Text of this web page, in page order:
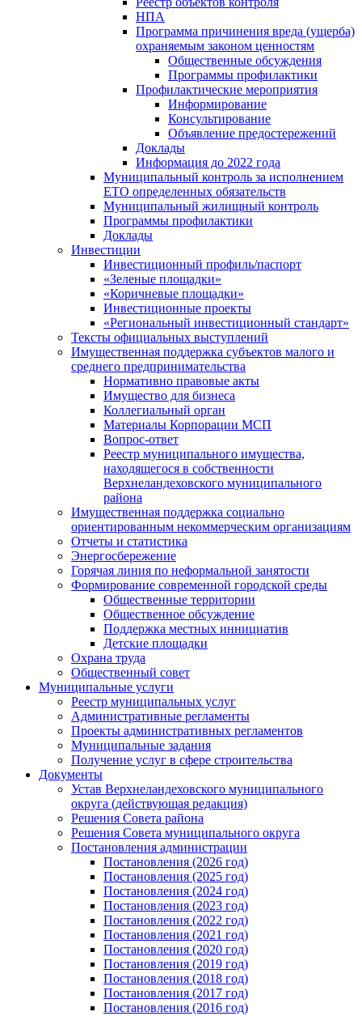
НПА
Программа причинения вреда (ущерба)
охраняемым законом ценностям
Общественные обсуждения
Программы профилактики
Профилактические мероприятия
Информирование
Консультирование
Объявление предостережений
Доклады
Информация до 2022 года
Муниципальный контроль за исполнением
ЕТО определенных обязательств
Муниципальный жилищный контроль
Программы профилактики
Доклады
Инвестиции
Инвестиционный профиль/паспорт
«Зеленые площадки»
«Коричневые площадки»
Инвестиционные проекты
«Региональный инвестиционный стандарт»
Тексты официальных выступлений
Имущественная поддержка субъектов малого и
среднего предпринимательства
Нормативно правовые акты
Имущество для бизнеса
Коллегиальный орган
Материалы Корпорации МСП
Вопрос-ответ
Реестр муниципального имущества,
находящегося в собственности
Верхнеландеховского муниципального
района
Имущественная поддержка социально
ориентированным некоммерческим организациям
Отчеты и статистика
Энергосбережение
Горячая линия по неформальной занятости
Формирование современной городской среды
Общественные территории
Общественное обсуждение
Поддержка местных иннициатив
Детские площадки
Охрана труда
Общественный совет
Муниципальные услуги
Реестр муниципальных услуг
Административные регламенты
Проекты административных регламентов
Муниципальные задания
Получение услуг в сфере строительства
Документы
Устав Верхнеландеховского муниципального
округа (действующая редакция)
Решения Совета района
Решения Совета муниципального округа
Постановления администрации
Постановления (2026 год)
Постановления (2025 год)
Постановления (2024 год)
Постановления (2023 год)
Постановления (2022 год)
Постановления (2021 год)
Постановления (2020 год)
Постановления (2019 год)
Постановления (2018 год)
Постановления (2017 год)
Постановления (2016 год)